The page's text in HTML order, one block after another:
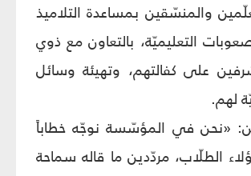
والمنسّقين بمساعدة التلاميذ
التعليميّة، بالتعاون مع ذوي
على كفالتهم، وتهيئة وسائل
لهم.
«نحن في المؤسّسة نوجّه خطاباً
الطلّاب، مردّدين ما قاله سماحة